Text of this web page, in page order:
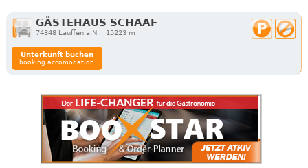
GÄSTEHAUS SCHAAF
74348 Lauffen a.N. 15223 m
Unterkunft buchen
booking accomodation